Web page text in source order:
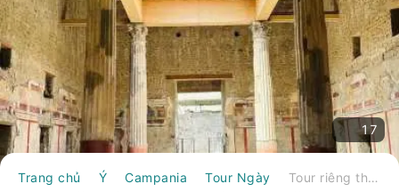
17
Trang chủ Ý Campania Tour Ngày Tour riêng tham quan Pompeii & Herculaneum không cần xếp hàng với vé vào cửa | Ý